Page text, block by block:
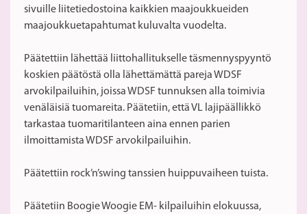
sivuille liitetiedostoina kaikkien maajoukkueiden
maajoukkuetapahtumat kuluvalta vuodelta.
Päätettiin lähettää liittohallitukselle täsmennyspyyntö
koskien päätöstä olla lähettämättä pareja WDSF
arvokilpailuihin, joissa WDSF tunnuksen alla toimivia
venäläisiä tuomareita. Päätetiin, että VL lajipäällikkö
tarkastaa tuomaritilanteen aina ennen parien
ilmoittamista WDSF arvokilpailuihin.
Päätettiin rock’n’swing tanssien huippuvaiheen tuista.
Päätetiin Boogie Woogie EM- kilpailuihin elokuussa,